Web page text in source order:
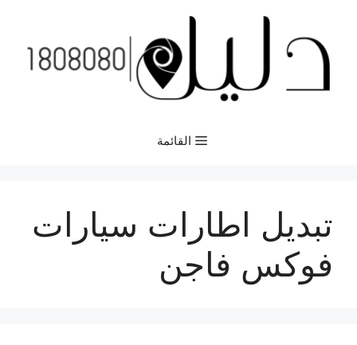
المحتوى
القائمة
تبديل اطارات سيارات
فوكس فاجن